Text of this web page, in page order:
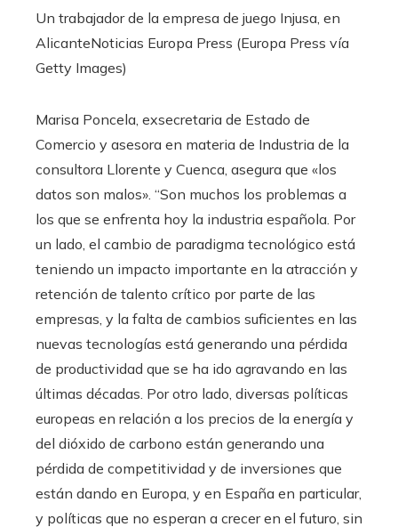
Un trabajador de la empresa de juego Injusa, en
AlicanteNoticias Europa Press (Europa Press vía
Getty Images)
Marisa Poncela, exsecretaria de Estado de
Comercio y asesora en materia de Industria de la
consultora Llorente y Cuenca, asegura que «los
datos son malos». “Son muchos los problemas a
los que se enfrenta hoy la industria española. Por
un lado, el cambio de paradigma tecnológico está
teniendo un impacto importante en la atracción y
retención de talento crítico por parte de las
empresas, y la falta de cambios suficientes en las
nuevas tecnologías está generando una pérdida
de productividad que se ha ido agravando en las
últimas décadas. Por otro lado, diversas políticas
europeas en relación a los precios de la energía y
del dióxido de carbono están generando una
pérdida de competitividad y de inversiones que
están dando en Europa, y en España en particular,
y políticas que no esperan a crecer en el futuro, sin